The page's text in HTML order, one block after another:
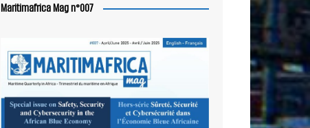
Maritimafrica Mag n°007